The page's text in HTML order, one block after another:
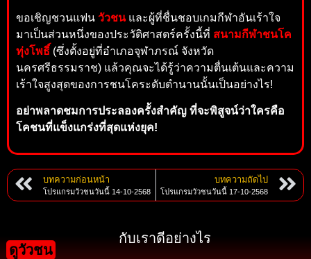
ขอเชิญชวนแฟน วัวชนและผู้ที่ชื่นชอบเกมกีฬาอันเร้าใจ
มาเป็นส่วนหนึ่งของประวัติศาสตร์ครั้งนี้ที่ สนามกีฬาชนโค
ทุ่งโพธิ์ (ซึ่งตั้งอยู่ที่อำเภอจุฬาภรณ์ จังหวัด
นครศรีธรรมราช) แล้วคุณจะได้รู้ว่าความตื่นเต้นและความ
เร้าใจสูงสุดของการชนโคระดับตำนานนั้นเป็นอย่างไร!
อย่าพลาดชมการประลองครั้งสำคัญ ที่จะพิสูจน์ว่าใครคือ
โคชนที่แข็งแกร่งที่สุดแห่งยุค!
บทความก่อนหน้า
โปรแกรมวัวชนวันนี้ 14-10-2568
บทความถัดไป
โปรแกรมวัวชนวันนี้ 17-10-2568
ดูวัวชน
กับเราดีอย่างไร